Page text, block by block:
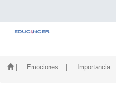
| Emociones... | Importancia...